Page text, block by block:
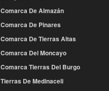
Comarca De Almazán
Comarca De Pinares
Comarca De Tierras Altas
Comarca Del Moncayo
Comarca Tierras Del Burgo
Tierras De Medinaceli